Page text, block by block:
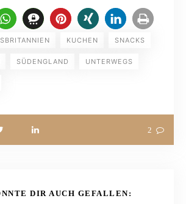
KUCHEN SNACKS
SÜDENGLAND UNTERWEGS
2
DIR AUCH GEFALLEN: